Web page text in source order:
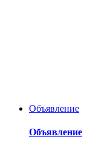
Объявление
Объявление